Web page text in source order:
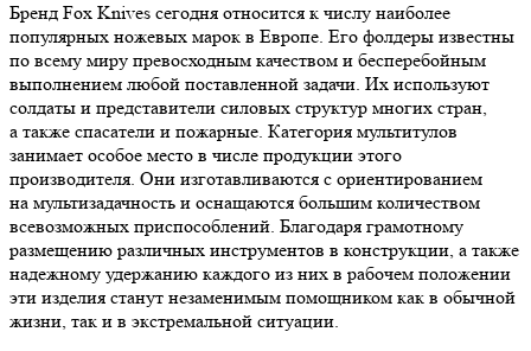
Бренд Fox Knives сегодня относится к числу наиболее
популярных ножевых марок в Европе. Его фолдеры известны
по всему миру превосходным качеством и бесперебойным
выполнением любой поставленной задачи. Их используют
солдаты и представители силовых структур многих стран,
а также спасатели и пожарные. Категория мультитулов
занимает особое место в числе продукции этого
производителя. Они изготавливаются с ориентированием
на мультизадачность и оснащаются большим количеством
всевозможных приспособлений. Благодаря грамотному
размещению различных инструментов в конструкции, а также
надежному удержанию каждого из них в рабочем положении
эти изделия станут незаменимым помощником как в обычной
жизни, так и в экстремальной ситуации.